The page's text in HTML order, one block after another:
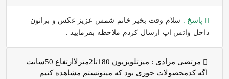
پاسخ : سلام وقت بخیر خانم شمس عزیز عکس و براتون
داخل واتس اپ ارسال کردم ملاحظه بفرمایید .
مرتضی مرادی :
میزتلویزیون 180تا2مترلاارتغاع 50سانت
اگه کدمحصولات جوری بود که میتونستم مشاهده کنیم